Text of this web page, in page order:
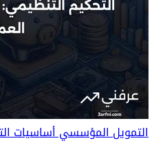
التمويل المؤسسيأساسيات